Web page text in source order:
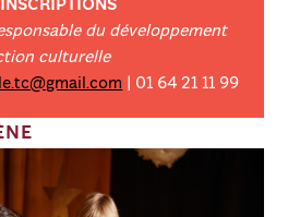
du développement
culturelle
| 01 64 21 11 99